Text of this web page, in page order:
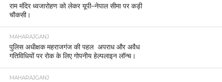
राम मंदिर ध्वजारोहण को लेकर यूपी–नेपाल सीमा पर कड़ी
चौकसी।
MAHARAJGANJ
पुलिस अधीक्षक महराजगंज की पहल अपराध और अवैध
गतिविधियों पर रोक के लिए गोपनीय हेल्पलाइन लॉन्च।
MAHARAJGANJ